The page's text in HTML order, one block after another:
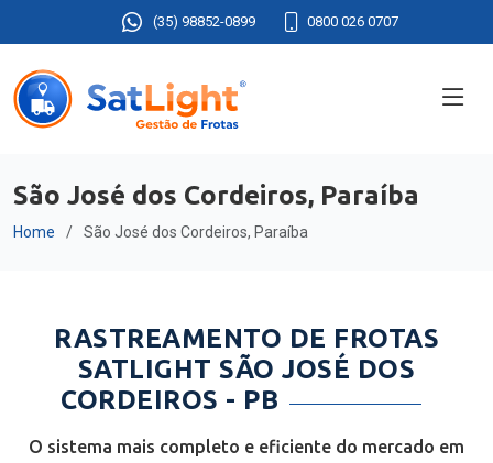
(35) 98852-0899 0800 026 0707
São José dos Cordeiros, Paraíba
Home São José dos Cordeiros, Paraíba
RASTREAMENTO DE FROTAS
SATLIGHT SÃO JOSÉ DOS
CORDEIROS - PB
O sistema mais completo e eficiente do mercado em